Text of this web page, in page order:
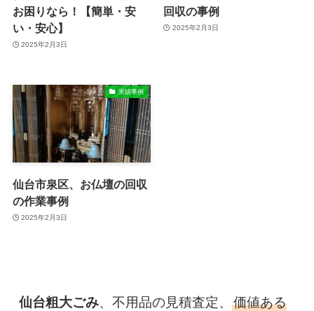
お困りなら！【簡単・安
い・安心】
2025年2月3日
回収の事例
2025年2月3日
実績事例
仙台市泉区、お仏壇の回収
の作業事例
2025年2月3日
仙台粗大ごみ、不用品の見積査定、価値ある